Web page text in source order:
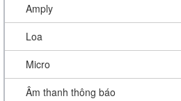
Amply
Loa
Micro
Âm thanh thông báo